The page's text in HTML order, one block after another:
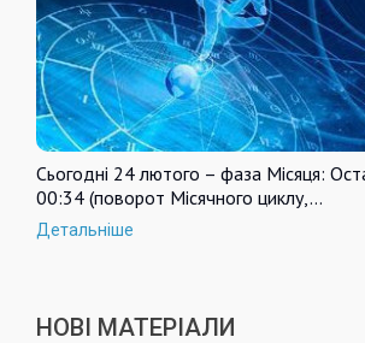
Сьогодні 24 лютого – фаза Місяця:
00:34 (поворот Місячного циклу,…
Детальніше
НОВІ МАТЕРІАЛИ